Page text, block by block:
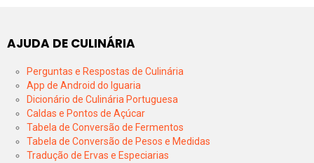
AJUDA DE CULINÁRIA
Perguntas e Respostas de Culinária
App de Android do Iguaria
Dicionário de Culinária Portuguesa
Caldas e Pontos de Açúcar
Tabela de Conversão de Fermentos
Tabela de Conversão de Pesos e Medidas
Tradução de Ervas e Especiarias